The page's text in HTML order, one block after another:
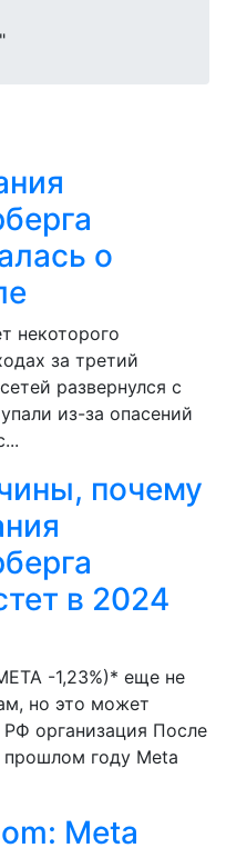
о
некоторого
за третий
развернулся с
из-за опасений
почему
в 2024
-1,23%)* еще не
но это может
организация После
прошлом году Meta
Meta